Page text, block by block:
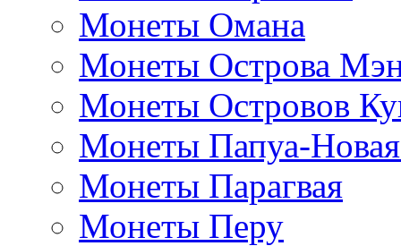
Монеты Омана
Монеты Острова
Монеты Островов
Монеты Папуа-
Монеты Парагвая
Монеты Перу